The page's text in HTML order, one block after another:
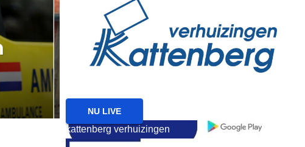
NIEUWS NIEUWS ERMELO
Brand gemeld bij
Ermelo
reanimatie ermelo
kattenberg verhuizingen
NU LIVE